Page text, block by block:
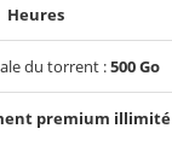
Heures
du torrent :500 Go
premium illimité